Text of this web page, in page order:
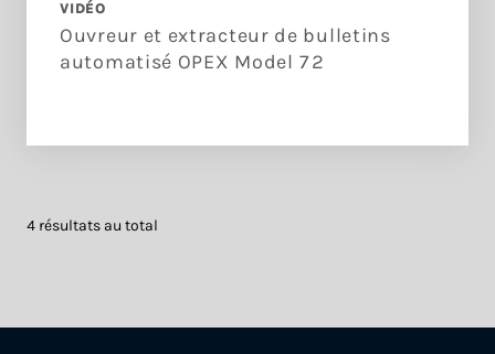
VIDÉO
Ouvreur et extracteur de bulletins
automatisé OPEX Model 72
4 résultats au total